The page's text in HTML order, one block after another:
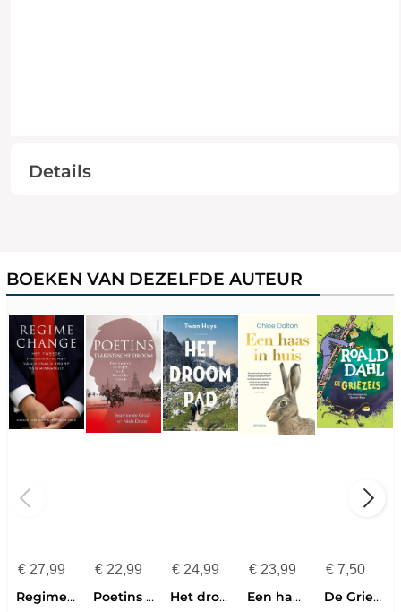
Details
BOEKEN VAN DEZELFDE AUTEUR
€27,99
Regime change
€22,99
Poetins tsaristische droom
€ 24,99
Het droompad
€ 23,99
Een haas in huis
€ 7,50
De Griezels